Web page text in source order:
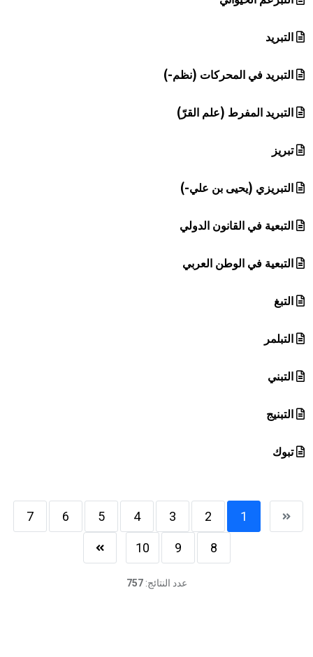
التبريد
التبريد في المحركات (نظم-)
التبريد المفرط (علم القرّ)
تبريز
التبريزي (يحيى بن علي-)
التبعية في القانون الدولي
التبعية في الوطن العربي
التبغ
التبلمر
التبني
التبنيج
تبوك
1
2
3
4
5
6
7
8
9
10
عدد النتائج:757